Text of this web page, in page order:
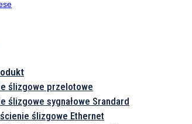
ślizgowe przelotowe
ślizgowe sygnałowe Srandard
ślizgowe Ethernet